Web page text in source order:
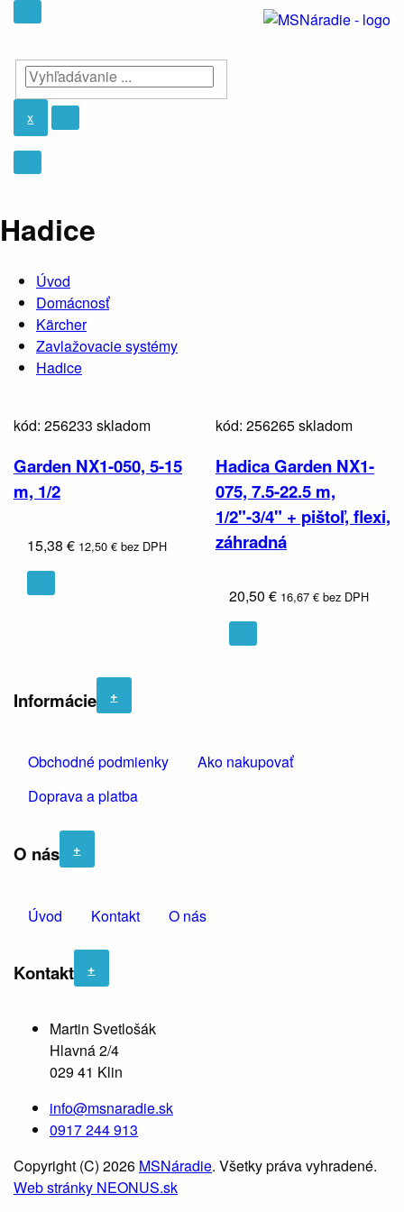
x
Hadice
Úvod
Domácnosť
Kärcher
Zavlažovacie systémy
Hadice
kód: 256233 skladom
Garden NX1-050, 5-15
m, 1/2
15,38 € 12,50 € bez DPH
kód: 256265skladom
Hadica Garden NX1-
075, 7.5-22.5 m,
1/2"-3/4" + pištoľ, flexi,
záhradná
20,50 € 16,67 € bez DPH
Informácie +
Obchodné podmienky
Ako nakupovať
Doprava a platba
O nás +
Úvod Kontakt O nás
Kontakt +
Martin Svetlošák
Hlavná 2/4
029 41 Klin
info@msnaradie.sk
0917 244 913
Copyright (C) 2026 MSNáradie. Všetky práva vyhradené.
Web stránky NEONUS.sk